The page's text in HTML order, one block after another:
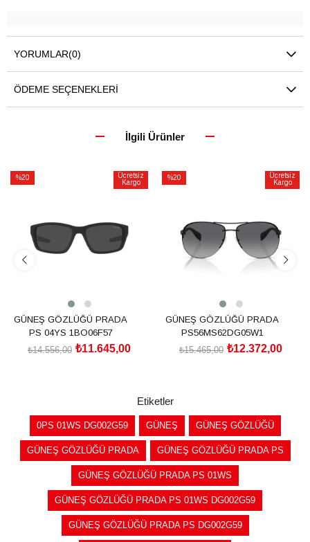
YORUMLAR(0)
ÖDEME SEÇENEKLERI
İlgili Ürünler
%20
Ücretsiz
Kargo
GÜNEŞ GÖZLÜĞÜ PRADA
PS 04YS 1BO06F57
₺11.645,00
₺14.556,00
%20
Ücretsiz
Kargo
GÜNEŞ GÖZLÜĞÜ PRADA
PS56MS62DG05W1
₺12.372,00
₺15.465,00
Etiketler
0PS 01WS DG002G59 GÜNEŞ GÜNEŞ GÖZLÜĞÜ
GÜNEŞ GÖZLÜĞÜ PRADA GÜNEŞ GÖZLÜĞÜ PRADA PS
GÜNEŞ GÖZLÜĞÜ PRADA PS 01WS
GÜNEŞ GÖZLÜĞÜ PRADA PS 01WS DG002G59
GÜNEŞ GÖZLÜĞÜ PRADA PS DG002G59